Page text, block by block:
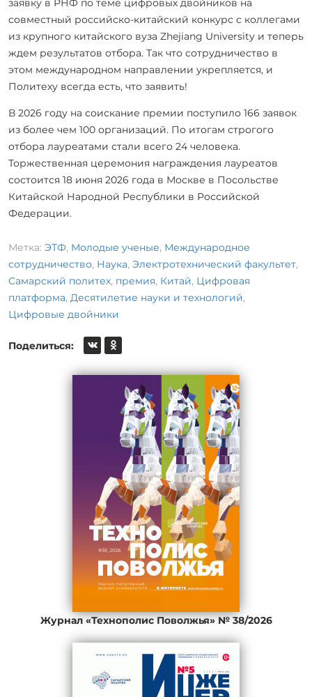
заявку в РНФ по теме цифровых двойников на
совместный российско-китайский конкурс с коллегами
из крупного китайского вуза Zhejiang University и теперь
ждем результатов отбора. Так что сотрудничество в
этом международном направлении укрепляется, и
Политеху всегда есть, что заявить!
В 2026 году на соискание премии поступило 166 заявок
из более чем 100 организаций. По итогам строгого
отбора лауреатами стали всего 24 человека.
Торжественная церемония награждения лауреатов
состоится 18 июня 2026 года в Москве в Посольстве
Китайской Народной Республики в Российской
Федерации.
Метка: ЭТФ, Молодые ученые, Международное
сотрудничество, Наука, Электротехнический факультет,
Самарский политех, премия, Китай, Цифровая
платформа, Десятилетие науки и технологий,
Цифровые двойники
Поделиться:
Журнал «Технополис Поволжья» № 38/2026